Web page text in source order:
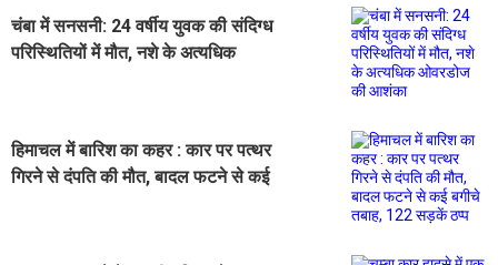
चंबा में सनसनी: 24 वर्षीय युवक की संदिग्ध
परिस्थितियों में मौत, नशे के अत्यधिक
हिमाचल में बारिश का कहर : कार पर पत्थर
गिरने से दंपति की मौत, बादल फटने से कई